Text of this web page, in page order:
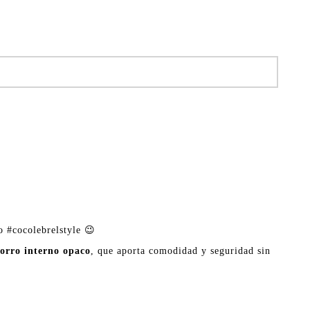
#cocolebrelstyle 😉
interno opaco, que aporta comodidad y seguridad sin